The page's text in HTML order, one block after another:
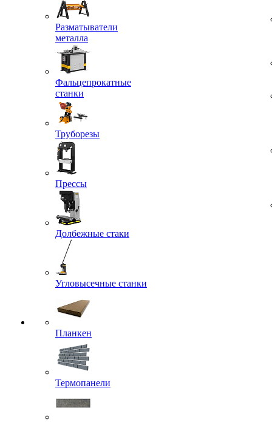
Разматыватели
металла
Фальцепрокатные
станки
Труборезы
Прессы
Долбежные стаки
Угловысечные станки
Планкен
Термопанели